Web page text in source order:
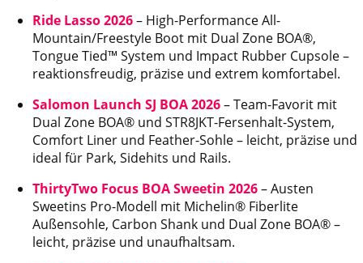
Ride Lasso 2026– High-Performance All-
Mountain/Freestyle Boot mit Dual Zone BOA®,
Tongue Tied™ System und Impact Rubber Cupsole –
reaktionsfreudig, präzise und extrem komfortabel.
Salomon Launch SJ BOA 2026– Team-Favorit mit
Dual Zone BOA® und STR8JKT-Fersenhalt-System,
Comfort Liner und Feather-Sohle – leicht, präzise und
ideal für Park, Sidehits und Rails.
ThirtyTwo Focus BOA Sweetin 2026– Austen
Sweetins Pro-Modell mit Michelin® Fiberlite
Außensohle, Carbon Shank und Dual Zone BOA® –
leicht, präzise und unaufhaltsam.